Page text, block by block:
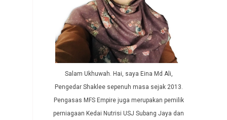
Salam Ukhuwah. Hai, saya Eina Md Ali,
Pengedar Shaklee sepenuh masa sejak 2013.
Pengasas MFS Empire juga merupakan pemilik
perniagaan Kedai Nutrisi USJ Subang Jaya dan